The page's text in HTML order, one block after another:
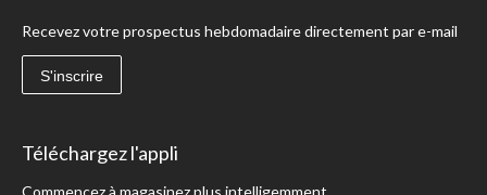
Recevez votre prospectus hebdomadaire directement par e-mail
S'inscrire
Téléchargez l'appli